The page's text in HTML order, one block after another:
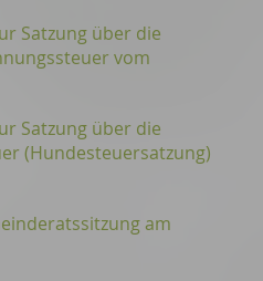
Satzung über die
vom
Satzung über die
(Hundesteuersatzung)
am